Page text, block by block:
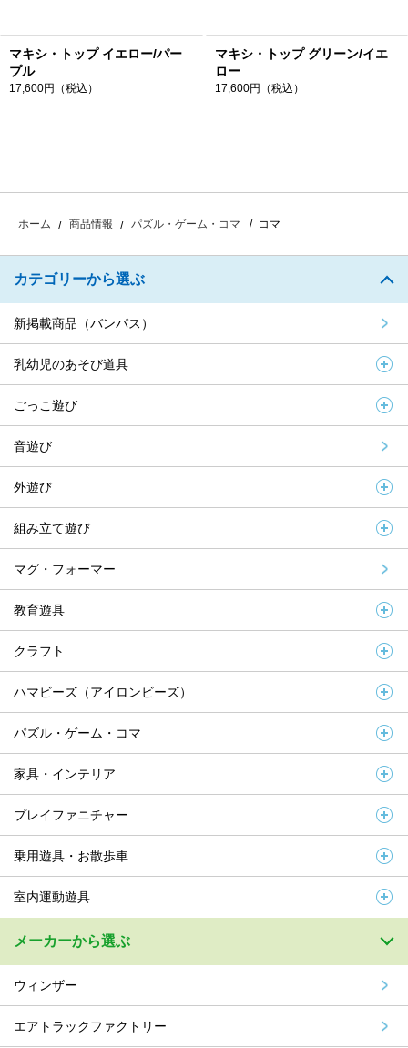
マキシ・トップ イエロー/パー
プル
17,600円（税込）
マキシ・トップ グリーン/イエ
ロー
17,600円（税込）
ホーム 商品情報 パズル・ゲーム・コマ コマ
カテゴリーから選ぶ
新掲載商品（バンパス）
乳幼児のあそび道具
ごっこ遊び
音遊び
外遊び
組み立て遊び
マグ・フォーマー
教育遊具
クラフト
ハマビーズ（アイロンビーズ）
パズル・ゲーム・コマ
家具・インテリア
プレイファニチャー
乗用遊具・お散歩車
室内運動遊具
メーカーから選ぶ
ウィンザー
エアトラックファクトリー